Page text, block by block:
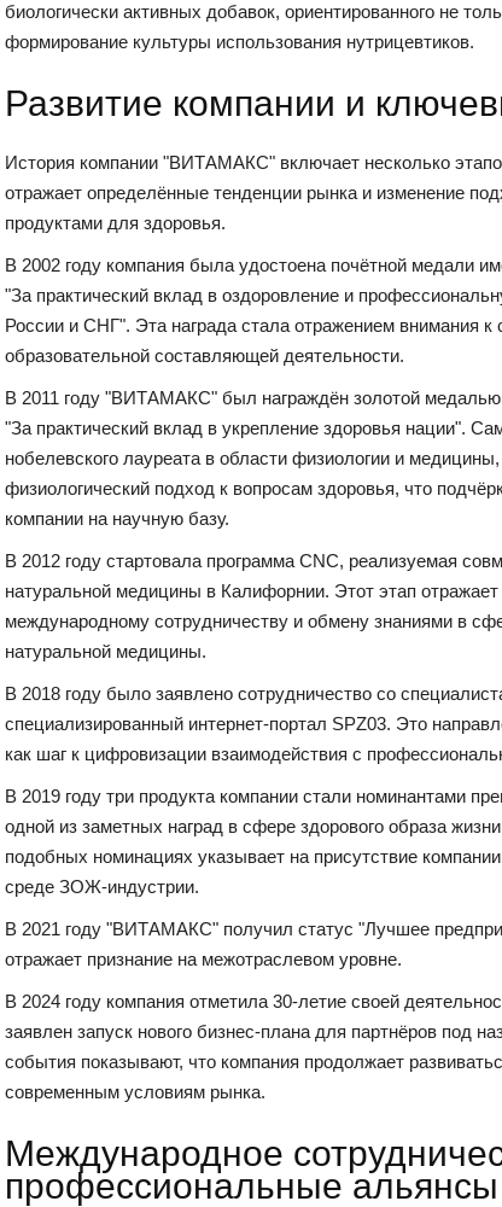
биологически активных добавок, ориентированного не
формирование культуры использования нутрицевтиков.
Развитие компании и
История компании "ВИТАМАКС" включает несколько
отражает определённые тенденции рынка и изменение
продуктами для здоровья.
В 2002 году компания была удостоена почётной медали
"За практический вклад в оздоровление и
России и СНГ". Эта награда стала отражением внимания к
образовательной составляющей деятельности.
В 2011 году "ВИТАМАКС" был награждён золотой
"За практический вклад в укрепление здоровья нации".
нобелевского лауреата в области физиологии и
физиологический подход к вопросам здоровья, что
компании на научную базу.
В 2012 году стартовала программа CNC, реализуемая
натуральной медицины в Калифорнии. Этот этап
международному сотрудничеству и обмену знаниями в
натуральной медицины.
В 2018 году было заявлено сотрудничество со
специализированный интернет-портал SPZ03. Это
как шаг к цифровизации взаимодействия с
В 2019 году три продукта компании стали номинантами
одной из заметных наград в сфере здорового образа
подобных номинациях указывает на присутствие
среде ЗОЖ-индустрии.
В 2021 году "ВИТАМАКС" получил статус "Лучшее
отражает признание на межотраслевом уровне.
В 2024 году компания отметила 30-летие своей
заявлен запуск нового бизнес-плана для партнёров под
события показывают, что компания продолжает
современным условиям рынка.
Международное
профессиональные альянсы